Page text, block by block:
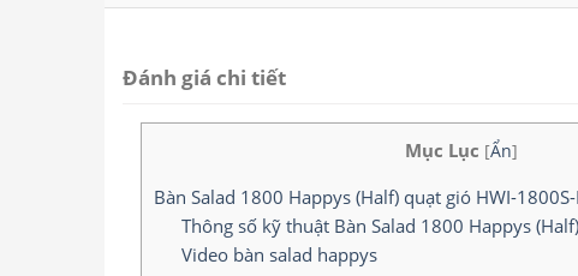
Đánh giá chi tiết
Mục Lục [Ẩn]
Bàn Salad 1800 Happys (Half) quạt gió HWI-
Thông số kỹ thuật Bàn Salad 1800 Happys
Video bàn salad happys